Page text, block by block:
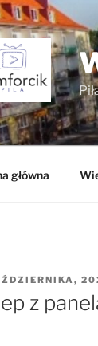
główna
z